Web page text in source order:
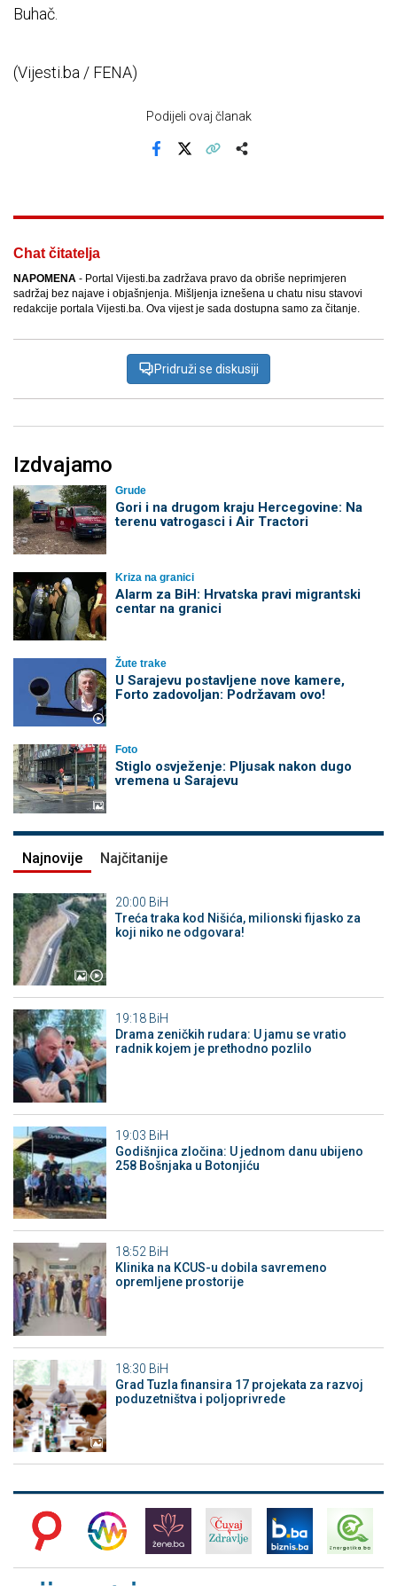
Buhač.
(Vijesti.ba / FENA)
Podijeli ovaj članak
Chat čitatelja
NAPOMENA - Portal Vijesti.ba zadržava pravo da obriše neprimjeren
sadržaj bez najave i objašnjenja. Mišljenja iznešena u chatu nisu stavovi
redakcije portala Vijesti.ba. Ova vijest je sada dostupna samo za čitanje.
Pridruži se diskusiji
Izdvajamo
Grude
Gori i na drugom kraju Hercegovine: Na
terenu vatrogasci i Air Tractori
Kriza na granici
Alarm za BiH: Hrvatska pravi migrantski
centar na granici
Žute trake
U Sarajevu postavljene nove kamere,
Forto zadovoljan: Podržavam ovo!
Foto
Stiglo osvježenje: Pljusak nakon dugo
vremena u Sarajevu
Najnovije Najčitanije
20:00 BiH
Treća traka kod Nišića, milionski fijasko za
koji niko ne odgovara!
19:18 BiH
Drama zeničkih rudara: U jamu se vratio
radnik kojem je prethodno pozlilo
19:03 BiH
Godišnjica zločina: U jednom danu ubijeno
258 Bošnjaka u Botonjiću
18:52 BiH
Klinika na KCUS-u dobila savremeno
opremljene prostorije
18:30 BiH
Grad Tuzla finansira 17 projekata za razvoj
poduzetništva i poljoprivrede